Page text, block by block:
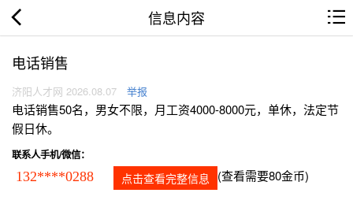
信息内容
电话销售
济阳人才网 2026.08.07 举报
电话销售50名，男女不限，月工资4000-8000元，单休，法定节
假日休。
联系人手机/微信：
132****0288 点击查看完整信息 (查看需要80金币)